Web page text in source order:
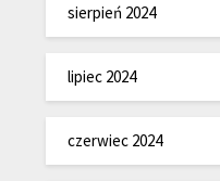
sierpień 2024
lipiec 2024
czerwiec 2024